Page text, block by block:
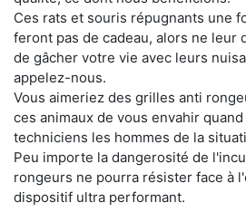
Ces rats et souris répugnants une
feront pas de cadeau, alors ne leur
de gâcher votre vie avec leurs
appelez-nous.
Vous aimeriez des grilles anti
ces animaux de vous envahir
techniciens les hommes de la
Peu importe la dangerosité de
rongeurs ne pourra résister face à
dispositif ultra performant.